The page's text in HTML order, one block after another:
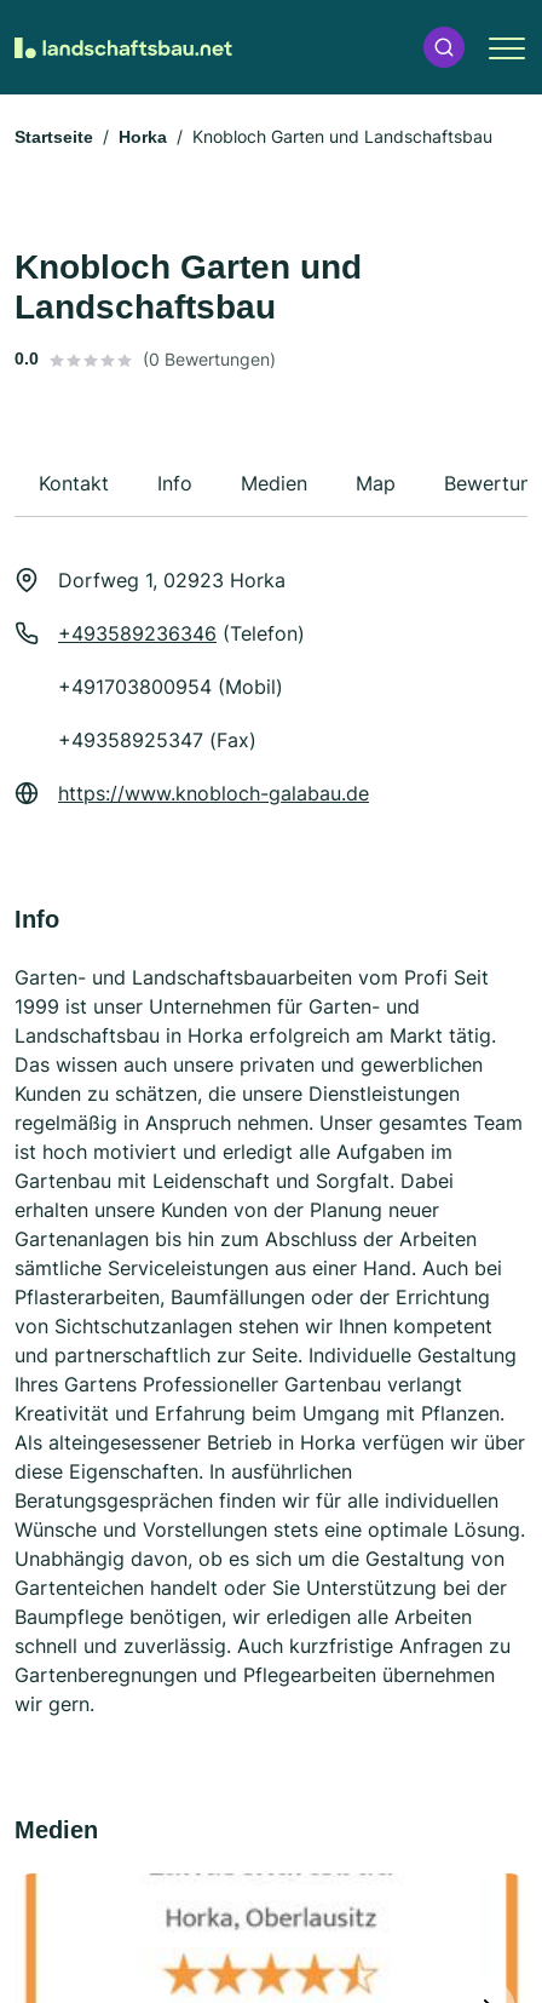
Startseite Horka Knobloch Garten und Landschaftsbau
Knobloch Garten und
Landschaftsbau
0.0 (0 Bewertungen)
Kontakt Info Medien Map
Dorfweg 1, 02923 Horka
+493589236346 (Telefon)
+491703800954 (Mobil)
+49358925347 (Fax)
https://www.knobloch-galabau.de
Info
Garten- und Landschaftsbauarbeiten vom Profi Seit
1999 ist unser Unternehmen für Garten- und
Landschaftsbau in Horka erfolgreich am Markt tätig.
Das wissen auch unsere privaten und gewerblichen
Kunden zu schätzen, die unsere Dienstleistungen
regelmäßig in Anspruch nehmen. Unser gesamtes Team
ist hoch motiviert und erledigt alle Aufgaben im
Gartenbau mit Leidenschaft und Sorgfalt. Dabei
erhalten unsere Kunden von der Planung neuer
Gartenanlagen bis hin zum Abschluss der Arbeiten
sämtliche Serviceleistungen aus einer Hand. Auch bei
Pflasterarbeiten, Baumfällungen oder der Errichtung
von Sichtschutzanlagen stehen wir Ihnen kompetent
und partnerschaftlich zur Seite. Individuelle Gestaltung
Ihres Gartens Professioneller Gartenbau verlangt
Kreativität und Erfahrung beim Umgang mit Pflanzen.
Als alteingesessener Betrieb in Horka verfügen wir über
diese Eigenschaften. In ausführlichen
Beratungsgesprächen finden wir für alle individuellen
Wünsche und Vorstellungen stets eine optimale Lösung.
Unabhängig davon, ob es sich um die Gestaltung von
Gartenteichen handelt oder Sie Unterstützung bei der
Baumpflege benötigen, wir erledigen alle Arbeiten
schnell und zuverlässig. Auch kurzfristige Anfragen zu
Gartenberegnungen und Pflegearbeiten übernehmen
wir gern.
Medien